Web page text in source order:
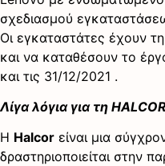
σχεδιασμού
Οι εγκαταστάτες έχουν
και να καταθέσουν το
και τις 31/12/2021 .
Λίγα λόγια για τη
Η Halcor είναι μια
δραστηριοποιείται στην